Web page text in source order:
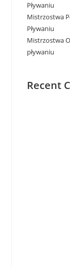
Pływaniu
Mistrzostwa
Pływaniu
Mistrzostwa
pływaniu
Recent